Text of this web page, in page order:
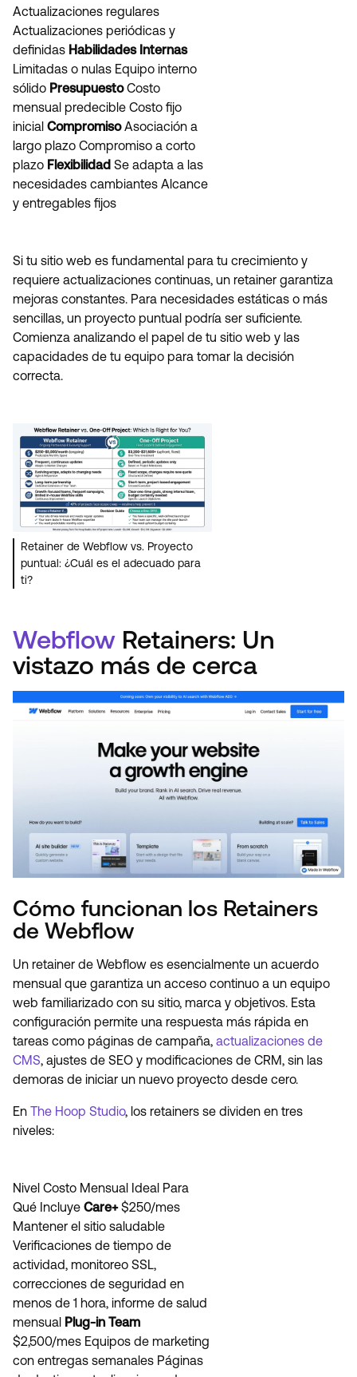
Actualizaciones regulares
Actualizaciones periódicas y
definidas Habilidades Internas
Limitadas o nulas Equipo interno
sólido PresupuestoCosto
mensual predecible Costo fijo
inicial CompromisoAsociación a
largo plazo Compromiso a corto
plazo Flexibilidad Se adapta a las
necesidades cambiantes Alcance
y entregables fijos
Si tu sitio web es fundamental para tu crecimiento y
requiere actualizaciones continuas, un retainer garantiza
mejoras constantes. Para necesidades estáticas o más
sencillas, un proyecto puntual podría ser suficiente.
Comienza analizando el papel de tu sitio web y las
capacidades de tu equipo para tomar la decisión
correcta.
Retainer de Webflow vs. Proyecto
puntual: ¿Cuál es el adecuado para
ti?
Webflow Retainers: Un
vistazo más de cerca
Cómo funcionan los Retainers
de Webflow
Un retainer de Webflow es esencialmente un acuerdo
mensual que garantiza un acceso continuo a un equipo
web familiarizado con su sitio, marca y objetivos. Esta
configuración permite una respuesta más rápida en
tareas como páginas de campaña, actualizaciones de
CMS, ajustes de SEO y modificaciones de CRM, sin las
demoras de iniciar un nuevo proyecto desde cero.
En The Hoop Studio, los retainers se dividen en tres
niveles:
Nivel Costo Mensual Ideal Para
Qué Incluye Care+$250/mes
Mantener el sitio saludable
Verificaciones de tiempo de
actividad, monitoreo SSL,
correcciones de seguridad en
menos de 1 hora, informe de salud
mensual Plug-in Team
$2,500/mes Equipos de marketing
con entregas semanales Páginas